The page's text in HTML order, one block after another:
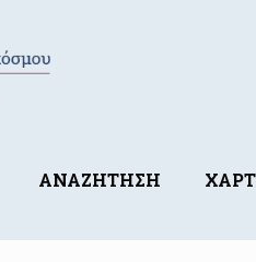
ΑΝΑΖΗΤΗΣΗ